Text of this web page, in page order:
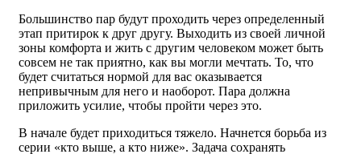
Большинство пар будут проходить через определенный
этап притирок к друг другу. Выходить из своей личной
зоны комфорта и жить с другим человеком может быть
совсем не так приятно, как вы могли мечтать. То, что
будет считаться нормой для вас оказывается
непривычным для него и наоборот. Пара должна
приложить усилие, чтобы пройти через это.
В начале будет приходиться тяжело. Начнется борьба из
серии «кто выше, а кто ниже». Задача сохранять